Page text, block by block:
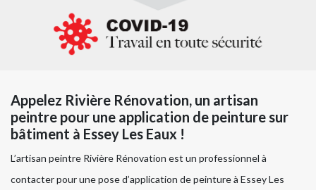
Appelez Rivière Rénovation, un artisan
peintre pour une application de peinture sur
bâtiment à Essey Les Eaux !
L’artisan peintre Rivière Rénovation est un professionnel à
contacter pour une pose d’application de peinture à Essey Les